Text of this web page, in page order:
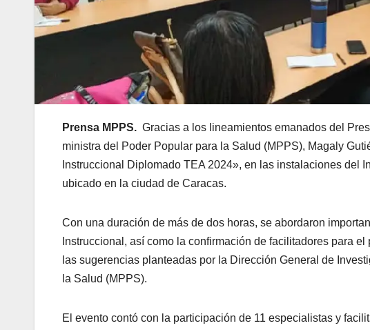
Prensa MPPS. Gracias a los lineamientos emanados del
ministra del Poder Popular para la Salud (MPPS), Magaly
Instruccional Diplomado TEA 2024», en las instalaciones del
ubicado en la ciudad de Caracas.
Con una duración de más de dos horas, se abordaron
Instruccional, así como la confirmación de facilitadores para
las sugerencias planteadas por la Dirección General de
la Salud (MPPS).
El evento contó con la participación de 11 especialistas y